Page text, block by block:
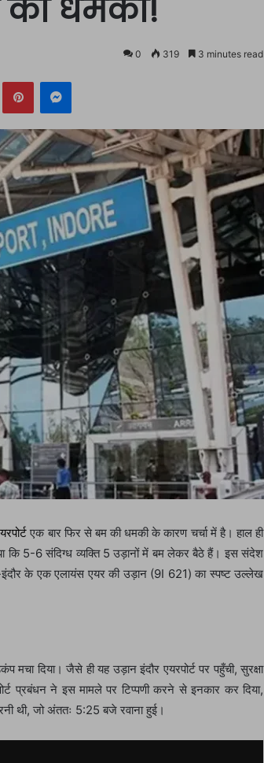
की धमकी!
0 319 3 minutes read
PinterestMessenger
एक बार फिर से बम की धमकी के कारण चर्चा में है। हाल ही
कि 5-6 संदिग्ध व्यक्ति 5 उड़ानों में बम लेकर बैठे हैं। इस संदेश
इंदौर के एक एलायंस एयर की उड़ान (9I 621) का स्पष्ट उल्लेख
दिया। जैसे ही यह उड़ान इंदौर एयरपोर्ट पर पहुँची, सुरक्षा
प्रबंधन ने इस मामले पर टिप्पणी करने से इनकार कर दिया,
थी, जो अंततः 5:25 बजे रवाना हुई।